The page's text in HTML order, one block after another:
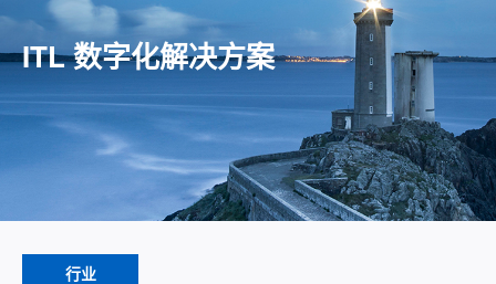
ITL 数字化解决方案
行业